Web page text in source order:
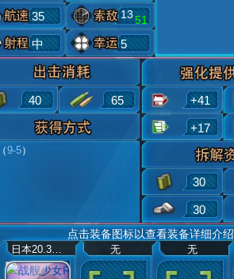
35 1351
中 5
40 65 +41
+17
30
30
点击装备图标以查看装备详细介绍
无 无
9-5）